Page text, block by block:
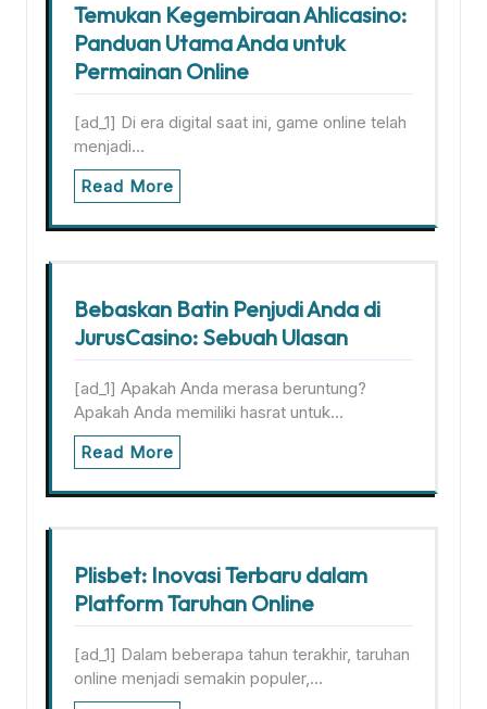
Temukan Kegembiraan Ahlicasino:
Panduan Utama Anda untuk
Permainan Online
[ad_1] Di era digital saat ini, game online telah
menjadi…
Read More
Bebaskan Batin Penjudi Anda di
JurusCasino: Sebuah Ulasan
[ad_1] Apakah Anda merasa beruntung?
Apakah Anda memiliki hasrat untuk…
Read More
Plisbet: Inovasi Terbaru dalam
Platform Taruhan Online
[ad_1] Dalam beberapa tahun terakhir, taruhan
online menjadi semakin populer,…